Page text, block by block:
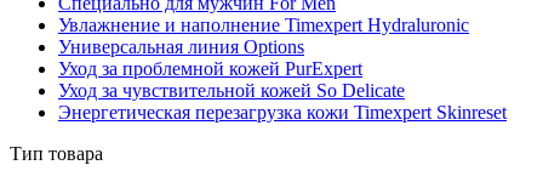
Увлажнение и наполнение Timexpert Hydraluronic
Универсальная линия Options
Уход за проблемной кожей PurExpert
Уход за чувствительной кожей So Delicate
Энергетическая перезагрузка кожи Timexpert Skinreset
Тип товара